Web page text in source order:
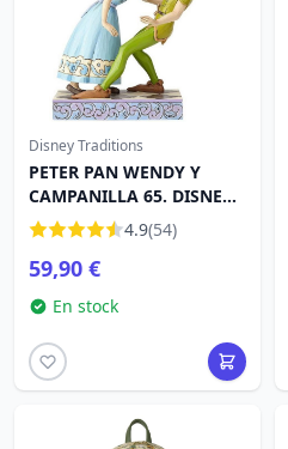
Disney Traditions
PETER PAN WENDY Y
CAMPANILLA 65. DISNEY
TRADITIONS4.9(54)
59,90 €
En stock